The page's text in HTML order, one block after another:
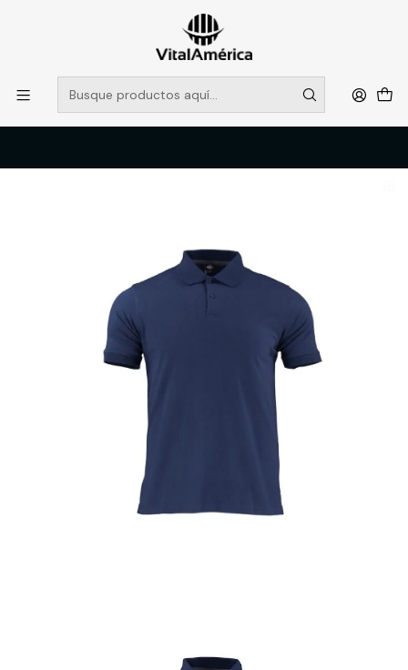
POR SISTEMA FRONTAL SOLO RETIROS EN TIENDA, DESDE
MUCHAS GRACIAS +569 5956 2237
Leer más
Catálogo
VESTIMENTA TECNICA Y CORPORATIVA
POLERAS Y CAMISAS
POLERA POLO M/L MUJER 60% ALG 40% POLY AZUL T/2XL